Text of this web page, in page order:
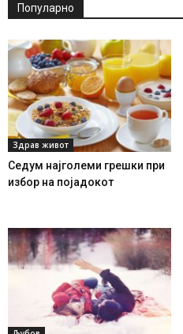
Популарно
Здрав живот
Седум најголеми грешки при
избор на појадокот